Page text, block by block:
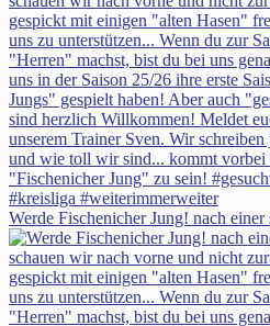
Werde Fischenicher Jung! nach